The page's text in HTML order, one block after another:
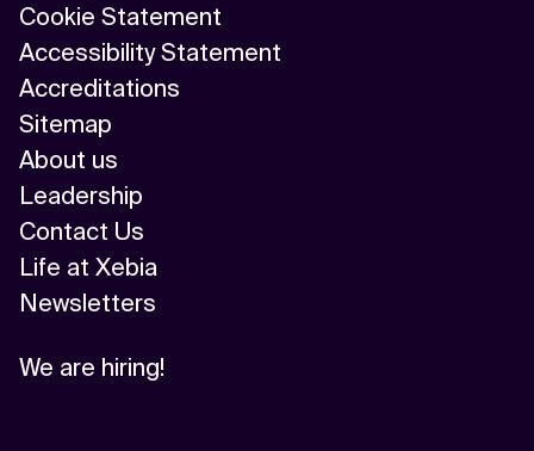
Cookie Statement
Accessibility Statement
Accreditations
Sitemap
About us
Leadership
Contact Us
Life at Xebia
Newsletters
We are hiring!